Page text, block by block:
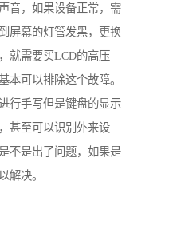
音，如果设备正常，需
屏幕的灯管发黑，更换
就需要买LCD的高压
本可以排除这个故障。
行手写但是键盘的显示
甚至可以识别外来设
不是出了问题，如果是
解决。